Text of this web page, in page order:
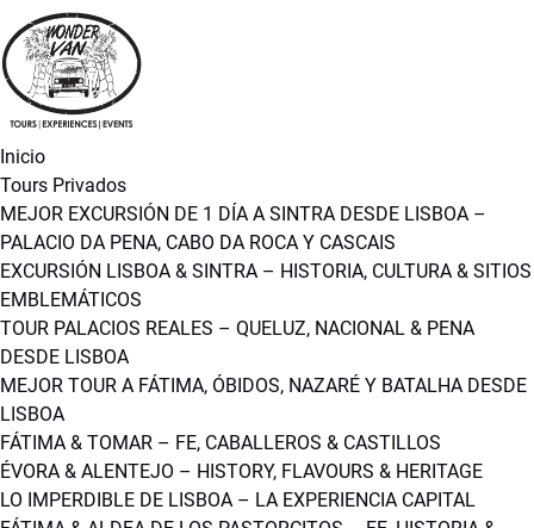
Saltar a la navegación principal
Saltar al contenido
Saltar al pie de página
Inicio
Tours Privados
Open Tours Privados Menu
MEJOR EXCURSIÓN DE 1 DÍA A SINTRA DESDE LISBOA –
PALACIO DA PENA, CABO DA ROCA Y CASCAIS
EXCURSIÓN LISBOA & SINTRA – HISTORIA, CULTURA & SITIOS
EMBLEMÁTICOS
TOUR PALACIOS REALES – QUELUZ, NACIONAL & PENA
DESDE LISBOA
MEJOR TOUR A FÁTIMA, ÓBIDOS, NAZARÉ Y BATALHA DESDE
LISBOA
FÁTIMA & TOMAR – FE, CABALLEROS & CASTILLOS
ÉVORA & ALENTEJO – HISTORY, FLAVOURS & HERITAGE
LO IMPERDIBLE DE LISBOA – LA EXPERIENCIA CAPITAL
Open VIAJES EN GRUPO Menu
Open More Menu